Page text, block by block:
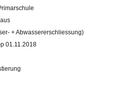
+ Abwassererschliessung)
01.11.2018